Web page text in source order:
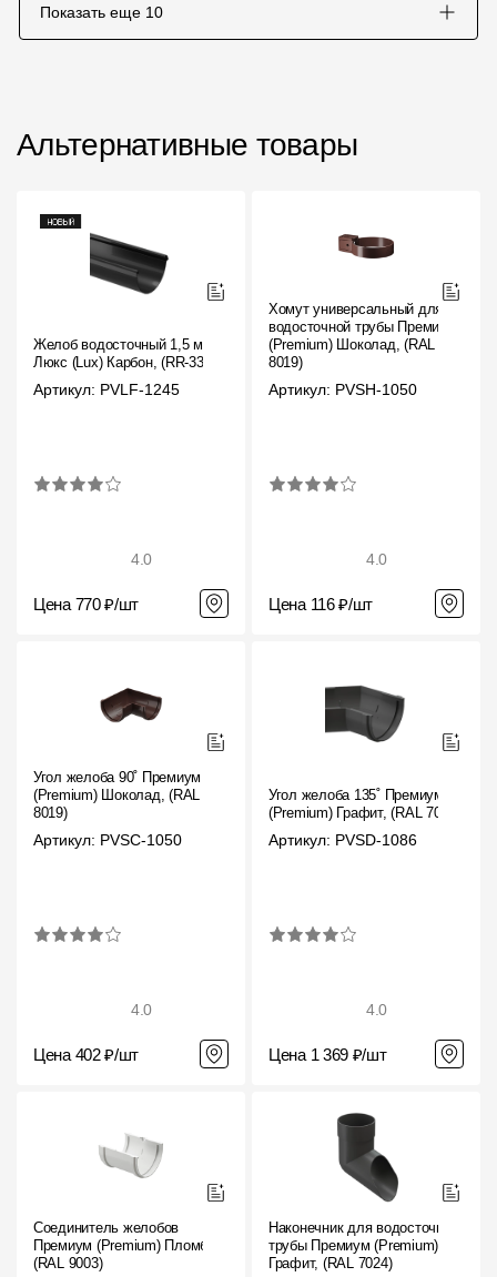
Показать еще 10
Альтернативные товары
Желоб водосточный 1,5 м
Люкс (Lux) Карбон, (RR-33)
Артикул: PVLF-1245
4.0
Цена 770 ₽/шт
Хомут универсальный для
водосточной трубы Премиум
(Premium) Шоколад, (RAL
8019)
Артикул: PVSH-1050
4.0
Цена 116 ₽/шт
Угол желоба 90˚ Премиум
(Premium) Шоколад, (RAL
8019)
Артикул: PVSC-1050
4.0
Цена 402 ₽/шт
Угол желоба 135˚ Премиум
(Premium) Графит, (RAL 7024)
Артикул: PVSD-1086
4.0
Цена 1 369 ₽/шт
Соединитель желобов
Премиум (Premium) Пломбир,
(RAL 9003)
Наконечник для водосточной
трубы Премиум (Premium)
Графит, (RAL 7024)